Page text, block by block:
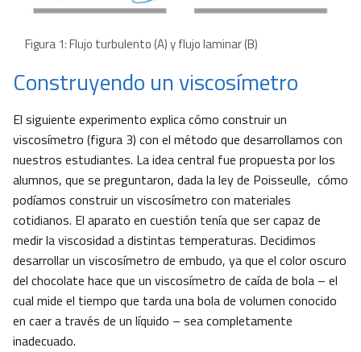
Figura 1: Flujo turbulento (A) y flujo laminar (B)
Construyendo un viscosímetro
El siguiente experimento explica cómo construir un
viscosímetro (figura 3) con el método que desarrollamos con
nuestros estudiantes. La idea central fue propuesta por los
alumnos, que se preguntaron, dada la ley de Poisseulle, cómo
podíamos construir un viscosímetro con materiales
cotidianos. El aparato en cuestión tenía que ser capaz de
medir la viscosidad a distintas temperaturas. Decidimos
desarrollar un viscosímetro de embudo, ya que el color oscuro
del chocolate hace que un viscosímetro de caída de bola – el
cual mide el tiempo que tarda una bola de volumen conocido
en caer a través de un líquido – sea completamente
inadecuado.